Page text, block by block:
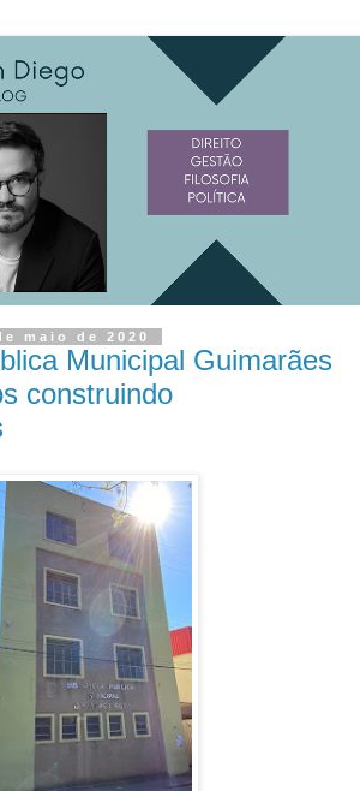
maio de 2020
Municipal Guimarães
construindo